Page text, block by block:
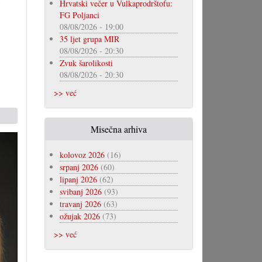
Hrvatski večer u Vulkaprodrštofu:
FG Poljanci
08/08/2026 - 19:00
35 ljet grupa MIR
08/08/2026 - 20:30
Zvuk šarolikosti
08/08/2026 - 20:30
>> već
Misečna arhiva
kolovoz 2026(16)
srpanj 2026(60)
lipanj 2026(62)
svibanj 2026(93)
travanj 2026(63)
ožujak 2026(73)
>> već